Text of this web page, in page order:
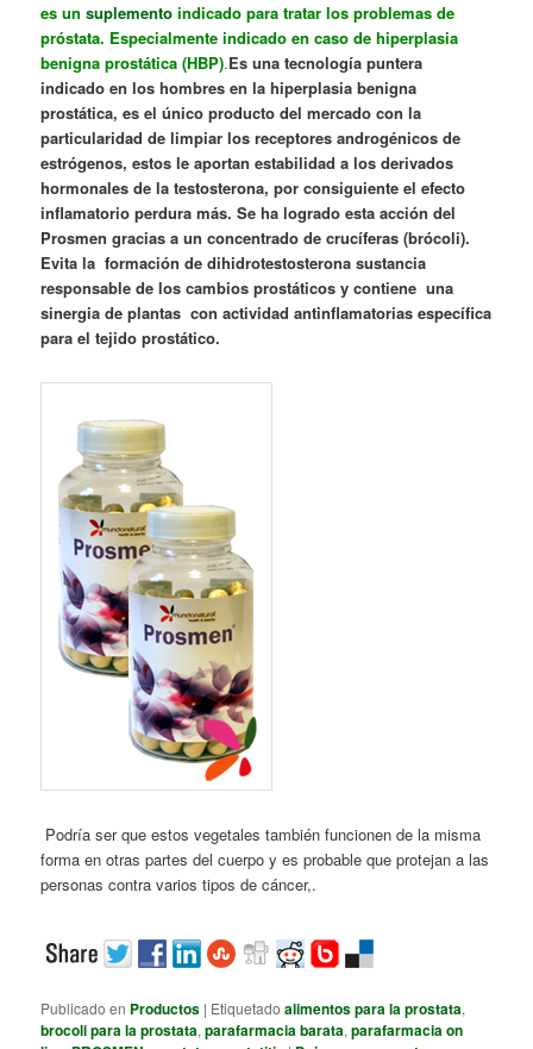
es un suplemento indicado para tratar los problemas de
próstata. Especialmente indicado en caso de hiperplasia
benigna prostática (HBP).Es una tecnología puntera
indicado en los hombres en la hiperplasia benigna
prostática, es el único producto del mercado con la
particularidad de limpiar los receptores androgénicos de
estrógenos, estos le aportan estabilidad a los derivados
hormonales de la testosterona, por consiguiente el efecto
inflamatorio perdura más. Se ha logrado esta acción del
Prosmen gracias a un concentrado de crucíferas (brócoli).
Evita la formación de dihidrotestosterona sustancia
responsable de los cambios prostáticos y contiene una
sinergia de plantas con actividad antinflamatorias específica
para el tejido prostático.
Podría ser que estos vegetales también funcionen de la misma
forma en otras partes del cuerpo y es probable que protejan a las
personas contra varios tipos de cáncer,.
Publicado en Productos | Etiquetado alimentos para la prostata,
brocoli para la prostata,parafarmacia barata,parafarmacia on